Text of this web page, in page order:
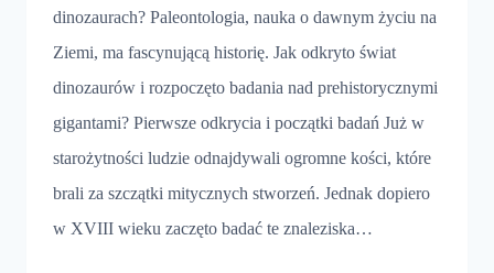
dinozaurach? Paleontologia, nauka o dawnym życiu na
Ziemi, ma fascynującą historię. Jak odkryto świat
dinozaurów i rozpoczęto badania nad prehistorycznymi
gigantami? Pierwsze odkrycia i początki badań Już w
starożytności ludzie odnajdywali ogromne kości, które
brali za szczątki mitycznych stworzeń. Jednak dopiero
w XVIII wieku zaczęto badać te znaleziska…